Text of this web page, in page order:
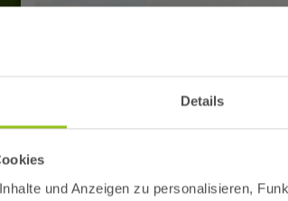
Details
und Anzeigen zu personalisieren,